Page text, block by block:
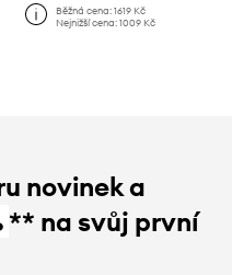
Běžná cena: 1619 Kč
Nejnižší cena: 1009 Kč
novinek a
** na svůj první